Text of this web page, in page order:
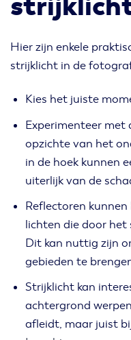
Hier zijn enkele
strijklicht in de
Kies het juiste
Experimenteer met
opzichte van het
in de hoek kunnen
uiterlijk van de
Reflectoren
lichten die door het
Dit kan nuttig zijn
gebieden te
Strijklicht kan
achtergrond
afleidt, maar juist